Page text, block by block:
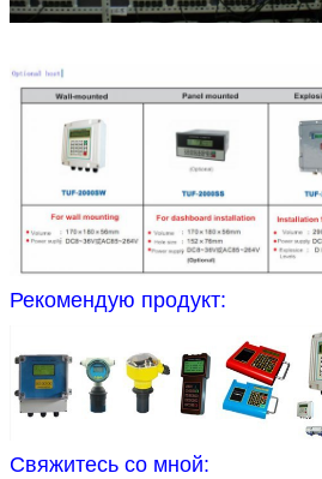
Рекомендую продукт:
Свяжитесь со мной: